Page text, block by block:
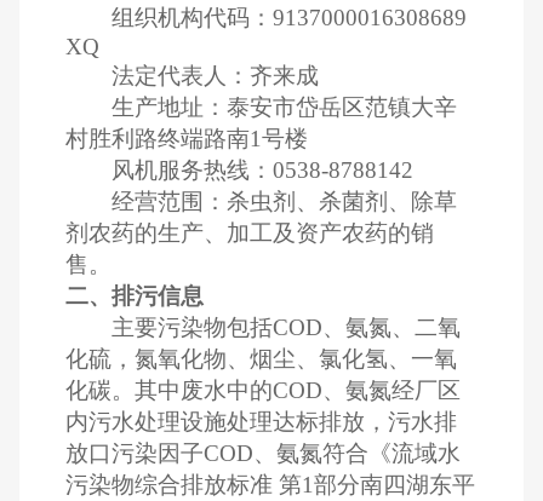
组织机构代码：9137000016308689
XQ
法定代表人：齐来成
生产地址：泰安市岱岳区范镇大辛
村胜利路终端路南1号楼
风机服务热线：0538-8788142
经营范围：杀虫剂、杀菌剂、除草
剂农药的生产、加工及资产农药的销
售。
二、排污信息
主要污染物包括COD、氨氮、二氧
化硫，氮氧化物、烟尘、氯化氢、一氧
化碳。其中废水中的COD、氨氮经厂区
内污水处理设施处理达标排放，污水排
放口污染因子COD、氨氮符合《流域水
污染物综合排放标准 第1部分南四湖东平